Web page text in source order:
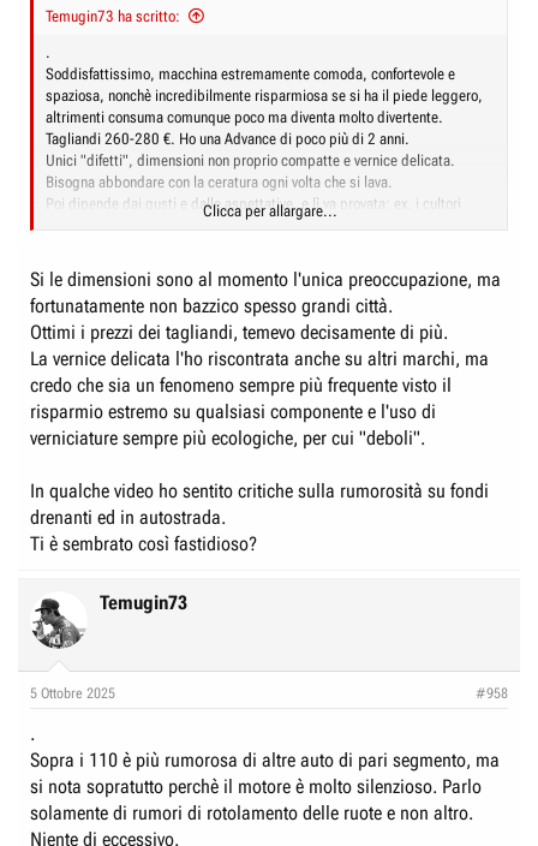
Temugin73 ha scritto:
.
Soddisfattissimo, macchina estremamente comoda, confortevole e
spaziosa, nonchè incredibilmente risparmiosa se si ha il piede leggero,
altrimenti consuma comunque poco ma diventa molto divertente.
Tagliandi 260-280 €. Ho una Advance di poco più di 2 anni.
Unici "difetti", dimensioni non proprio compatte e vernice delicata.
Bisogna abbondare con la ceratura ogni volta che si lava.
Poi dipende dai gusti e dalle aspettative, e lì va provata: ex. i cultori
dell'infotainment potrebbero trovarlo un po 'arcaico.
Clicca per allargare...
Si le dimensioni sono al momento l'unica preoccupazione, ma
fortunatamente non bazzico spesso grandi città.
Ottimi i prezzi dei tagliandi, temevo decisamente di più.
La vernice delicata l'ho riscontrata anche su altri marchi, ma
credo che sia un fenomeno sempre più frequente visto il
risparmio estremo su qualsiasi componente e l'uso di
verniciature sempre più ecologiche, per cui "deboli".
In qualche video ho sentito critiche sulla rumorosità su fondi
drenanti ed in autostrada.
Ti è sembrato così fastidioso?
Temugin73
5 Ottobre 2025 #958
.
Sopra i 110 è più rumorosa di altre auto di pari segmento, ma
si nota sopratutto perchè il motore è molto silenzioso. Parlo
solamente di rumori di rotolamento delle ruote e non altro.
Niente di eccessivo.